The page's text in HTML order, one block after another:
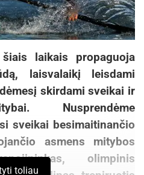
laikais propaguoja
laisvalaikį leisdami
skirdami sveikai ir
Nusprendėme
sveikai besimaitinančio
asmens mitybos
olimpinis
toliau